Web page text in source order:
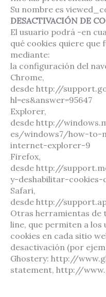
Su nombre es
DESACTIVACIÓN DE
El usuario podrá -en
qué cookies quiere que
mediante:
la configuración del
Chrome,
desde http://
hl=es&answer=95647
Explorer,
desde http://
es/windows7/how-to-
internet-explorer-9
Firefox,
desde http://
y-deshabilitar-
Safari,
desde http://
Otras herramientas de
line, que permiten a los
cookies en cada sitio
desactivación (por
Ghostery: http://
statement, http://